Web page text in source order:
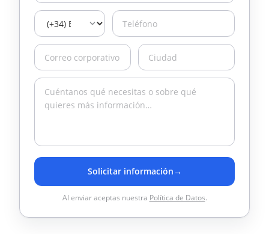
Solicitar información→
Al enviar aceptas nuestra Política de Datos.